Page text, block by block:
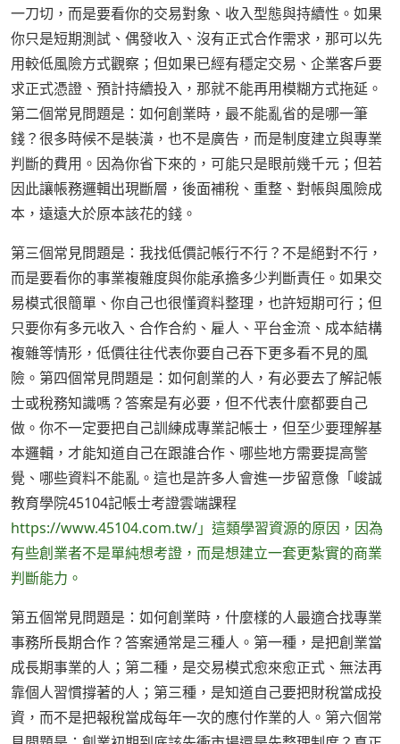
一刀切，而是要看你的交易對象、收入型態與持續性。如果
你只是短期測試、偶發收入、沒有正式合作需求，那可以先
用較低風險方式觀察；但如果已經有穩定交易、企業客戶要
求正式憑證、預計持續投入，那就不能再用模糊方式拖延。
第二個常見問題是：如何創業時，最不能亂省的是哪一筆
錢？很多時候不是裝潢，也不是廣告，而是制度建立與專業
判斷的費用。因為你省下來的，可能只是眼前幾千元；但若
因此讓帳務邏輯出現斷層，後面補稅、重整、對帳與風險成
本，遠遠大於原本該花的錢。
第三個常見問題是：我找低價記帳行不行？不是絕對不行，
而是要看你的事業複雜度與你能承擔多少判斷責任。如果交
易模式很簡單、你自己也很懂資料整理，也許短期可行；但
只要你有多元收入、合作合約、雇人、平台金流、成本結構
複雜等情形，低價往往代表你要自己吞下更多看不見的風
險。第四個常見問題是：如何創業的人，有必要去了解記帳
士或稅務知識嗎？答案是有必要，但不代表什麼都要自己
做。你不一定要把自己訓練成專業記帳士，但至少要理解基
本邏輯，才能知道自己在跟誰合作、哪些地方需要提高警
覺、哪些資料不能亂。這也是許多人會進一步留意像「峻誠
教育學院45104記帳士考證雲端課程
https://www.45104.com.tw/」這類學習資源的原因，因為
有些創業者不是單純想考證，而是想建立一套更紮實的商業
判斷能力。
第五個常見問題是：如何創業時，什麼樣的人最適合找專業
事務所長期合作？答案通常是三種人。第一種，是把創業當
成長期事業的人；第二種，是交易模式愈來愈正式、無法再
靠個人習慣撐著的人；第三種，是知道自己要把財稅當成投
資，而不是把報稅當成每年一次的應付作業的人。第六個常